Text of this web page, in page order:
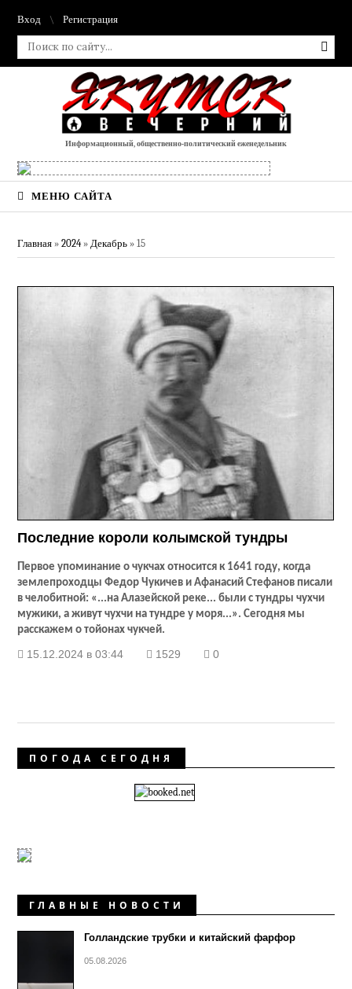
Вход Регистрация
Информационный, общественно-политический еженедельник
МЕНЮ САЙТА
Главная »2024 » Декабрь » 15
Последние короли колымской тундры
Первое упоминание о чукчах относится к 1641 году, когда
землепроходцы Федор Чукичев и Афанасий Стефанов писали
в челобитной: «...на Алазейской реке... были с тундры чухчи
мужики, а живут чухчи на тундре у моря...». Сегодня мы
расскажем о тойонах чукчей.
15.12.2024 в 03:44 1529 0
ПОГОДА СЕГОДНЯ
ГЛАВНЫЕ НОВОСТИ
Голландские трубки и китайский фарфор
05.08.2026